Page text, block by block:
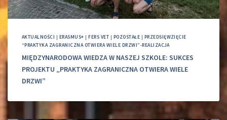
AKTUALNOŚCI | ERASMUS+ |FERS VET | POZOSTAŁE | PRZEDSIĘWZIĘCIE
“PRAKTYKA ZAGRANICZNA OTWIERA WIELE DRZWI”-REALIZACJA
MIĘDZYNARODOWA WIEDZA W NASZEJ SZKOLE: SUKCES
PROJEKTU „PRAKTYKA ZAGRANICZNA OTWIERA WIELE
DRZWI”